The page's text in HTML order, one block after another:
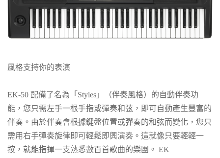
風格支持你的表演
EK-50 配備了名為「Styles」（伴奏風格）的自動伴奏功
能，您只需左手一根手指或彈奏和弦，即可自動產生豐富的
伴奏。由於伴奏會根據鍵盤位置或彈奏的和弦而變化，您只
需用右手彈奏旋律即可輕鬆即興演奏。這就像只要輕輕一
按，就能指揮一支熟悉數百首歌曲的樂團。 EK